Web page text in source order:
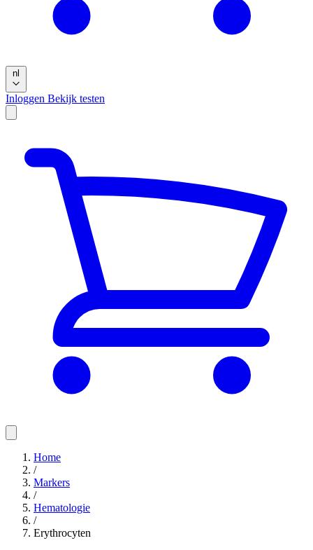
nl
Inloggen Bekijk testen
Home
/
Markers
/
Hematologie
/
Erythrocyten